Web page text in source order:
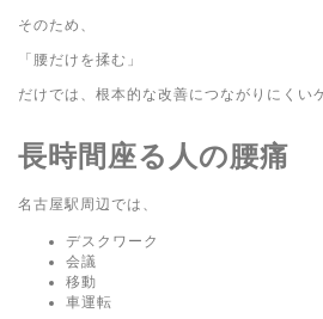
そのため、
「腰だけを揉む」
だけでは、根本的な改善につながりにくい
長時間座る人の腰痛
名古屋駅周辺では、
デスクワーク
会議
移動
車運転